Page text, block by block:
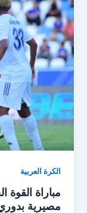
الكرة العربية
مباراة القوة
مصيرية